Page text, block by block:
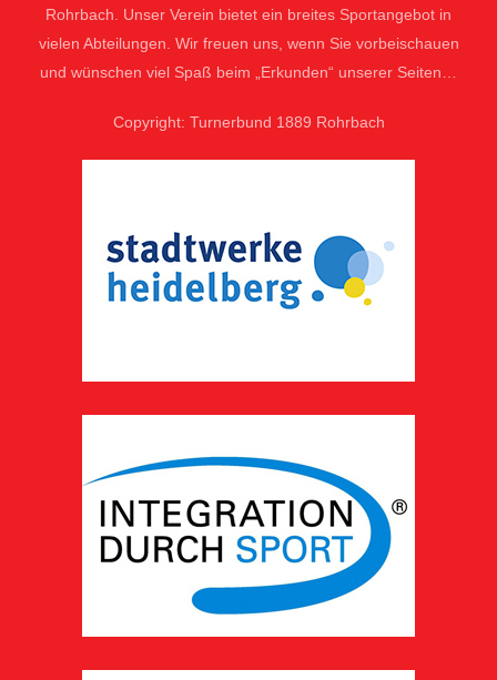
Rohrbach. Unser Verein bietet ein breites Sportangebot in
vielen Abteilungen. Wir freuen uns, wenn Sie vorbeischauen
und wünschen viel Spaß beim „Erkunden“ unserer Seiten…
Copyright: Turnerbund 1889 Rohrbach